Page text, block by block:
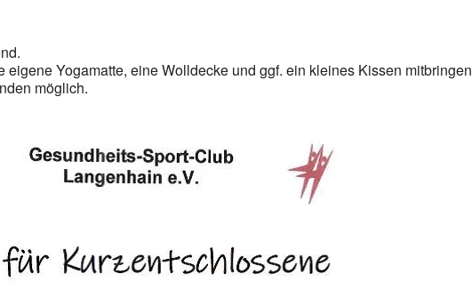
eigene Yogamatte, eine Wolldecke und ggf. ein kleines Kissen mitbringen
möglich.